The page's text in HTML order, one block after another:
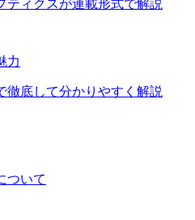
ティクスが連載形式で解説
力
徹底して分かりやすく解説
ついて